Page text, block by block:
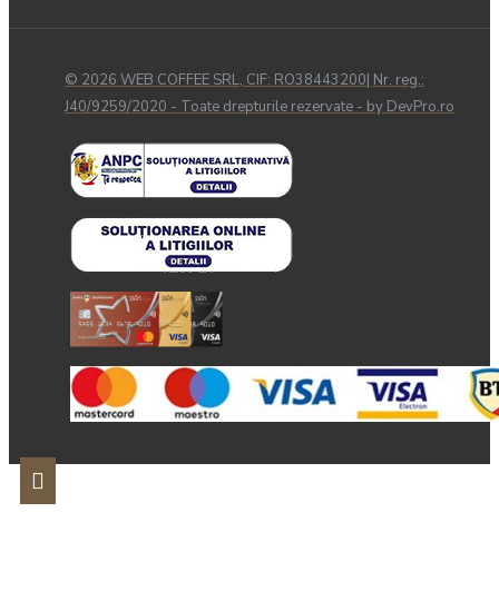
© 2026 WEB COFFEE SRL, CIF: RO38443200| Nr. reg.:
J40/9259/2020 - Toate drepturile rezervate - by DevPro.ro